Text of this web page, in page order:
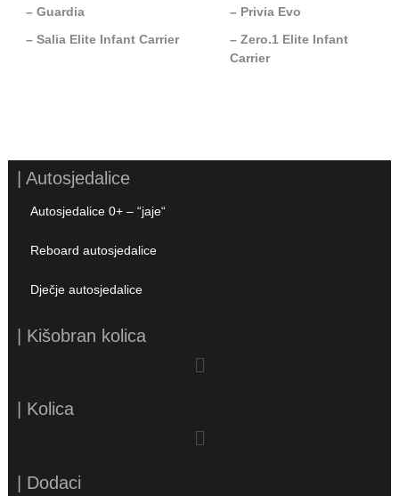
– Guardia
– Privia Evo
– Salia Elite Infant Carrier
– Zero.1 Elite Infant
Carrier
| Autosjedalice
Autosjedalice 0+ – “jaje“
Reboard autosjedalice
Dječje autosjedalice
| Kišobran kolica
| Kolica
| Dodaci